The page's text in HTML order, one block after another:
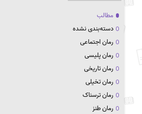
مطالب
دسته‌بندی نشده
رمان اجتماعی
رمان پلیسی
رمان تاریخی
رمان تخیلی
رمان ترسناک
رمان طنز